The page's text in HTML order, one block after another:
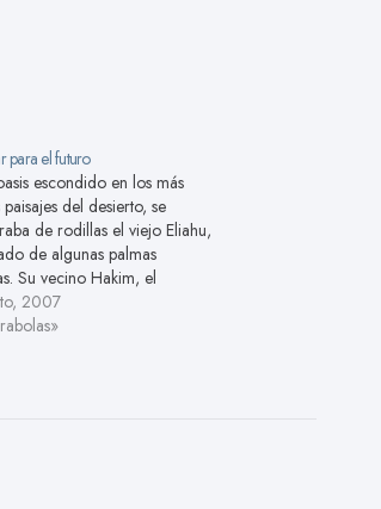
para el futuro
escondido en los más
del desierto, se
de rodillas el viejo Eliahu,
de algunas palmas
Su vecino Hakim, el
mercader, se detuvo en
para abrevar sus camellos y
2007